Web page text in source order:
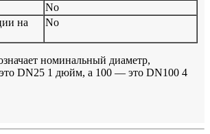
No
на
No
номинальный диаметр,
DN25 1 дюйм, а 100 — это DN100 4